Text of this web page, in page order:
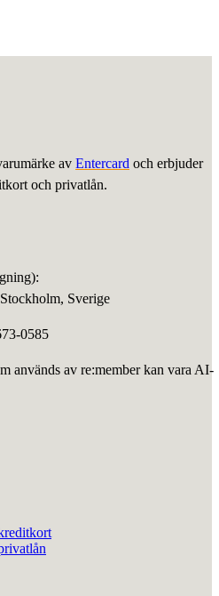
av Entercard och erbjuder
och privatlån.
Sverige
0585
används av re:member kan vara AI-